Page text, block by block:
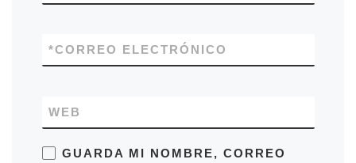
CORREO ELECTRÓNICO
*
WEB
GUARDA MI NOMBRE, CORREO